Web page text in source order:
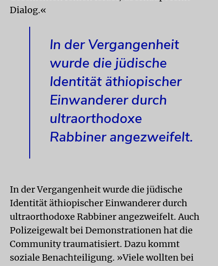
Dialog.«
In der Vergangenheit
wurde die jüdische
Identität äthiopischer
Einwanderer durch
ultraorthodoxe
Rabbiner angezweifelt.
In der Vergangenheit wurde die jüdische
Identität äthiopischer Einwanderer durch
ultraorthodoxe Rabbiner angezweifelt. Auch
Polizeigewalt bei Demonstrationen hat die
Community traumatisiert. Dazu kommt
soziale Benachteiligung. »Viele wollten bei